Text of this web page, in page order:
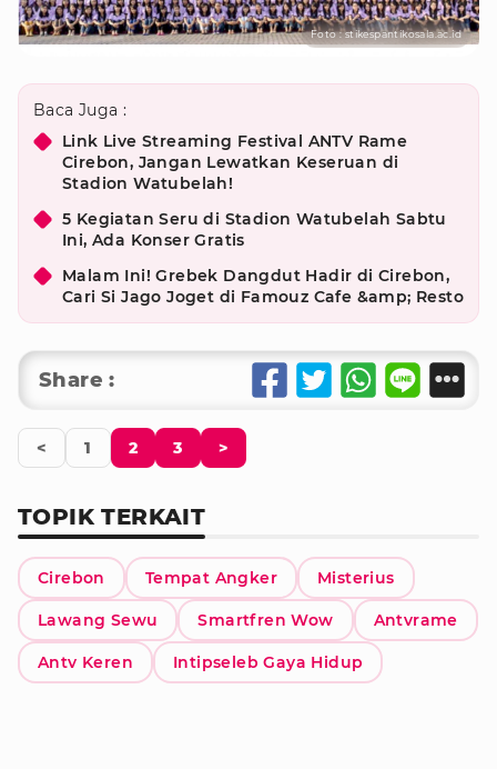
Foto : stikespantikosala.ac.id
Baca Juga :
Link Live Streaming Festival ANTV Rame
Cirebon, Jangan Lewatkan Keseruan di
Stadion Watubelah!
5 Kegiatan Seru di Stadion Watubelah Sabtu
Ini, Ada Konser Gratis
Malam Ini! Grebek Dangdut Hadir di Cirebon,
Cari Si Jago Joget di Famouz Cafe &amp; Resto
Share :
< 1 2 3 >
TOPIK TERKAIT
Cirebon Tempat Angker Misterius
Lawang Sewu Smartfren Wow Antvrame
Antv Keren Intipseleb Gaya Hidup